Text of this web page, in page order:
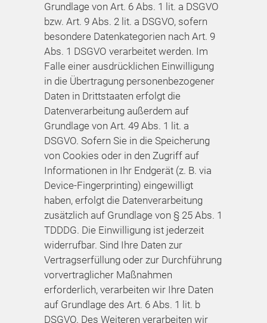
Grundlage von Art. 6 Abs. 1 lit. a DSGVO
bzw. Art. 9 Abs. 2 lit. a DSGVO, sofern
besondere Datenkategorien nach Art. 9
Abs. 1 DSGVO verarbeitet werden. Im
Falle einer ausdrücklichen Einwilligung
in die Übertragung personenbezogener
Daten in Drittstaaten erfolgt die
Datenverarbeitung außerdem auf
Grundlage von Art. 49 Abs. 1 lit. a
DSGVO. Sofern Sie in die Speicherung
von Cookies oder in den Zugriff auf
Informationen in Ihr Endgerät (z. B. via
Device-Fingerprinting) eingewilligt
haben, erfolgt die Datenverarbeitung
zusätzlich auf Grundlage von § 25 Abs. 1
TDDDG. Die Einwilligung ist jederzeit
widerrufbar. Sind Ihre Daten zur
Vertragserfüllung oder zur Durchführung
vorvertraglicher Maßnahmen
erforderlich, verarbeiten wir Ihre Daten
auf Grundlage des Art. 6 Abs. 1 lit. b
DSGVO. Des Weiteren verarbeiten wir